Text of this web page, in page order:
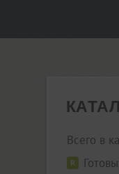
Всего в